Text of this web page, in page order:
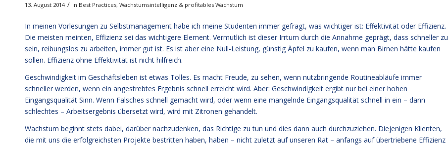
13. August 2014 / in Best Practices, Wachstumsintelligenz & profitables Wachstum
In meinen Vorlesungen zu Selbstmanagement habe ich meine Studenten immer gefragt, was wichtiger ist: Effektivität oder Effizienz.
Die meisten meinten, Effizienz sei das wichtigere Element. Vermutlich ist dieser Irrtum durch die Annahme geprägt, dass schneller zu
sein, reibungslos zu arbeiten, immer gut ist. Es ist aber eine Null-Leistung, günstig Äpfel zu kaufen, wenn man Birnen hätte kaufen
sollen. Effizienz ohne Effektivität ist nicht hilfreich.
Geschwindigkeit im Geschäftsleben ist etwas Tolles. Es macht Freude, zu sehen, wenn nutzbringende Routineabläufe immer
schneller werden, wenn ein angestrebtes Ergebnis schnell erreicht wird. Aber: Geschwindigkeit ergibt nur bei einer hohen
Eingangsqualität Sinn. Wenn Falsches schnell gemacht wird, oder wenn eine mangelnde Eingangsqualität schnell in ein – dann
schlechtes – Arbeitsergebnis übersetzt wird, wird mit Zitronen gehandelt.
Wachstum beginnt stets dabei, darüber nachzudenken, das Richtige zu tun und dies dann auch durchzuziehen. Diejenigen Klienten,
die mit uns die erfolgreichsten Projekte bestritten haben, haben – nicht zuletzt auf unseren Rat – anfangs auf übertriebene Effizienz